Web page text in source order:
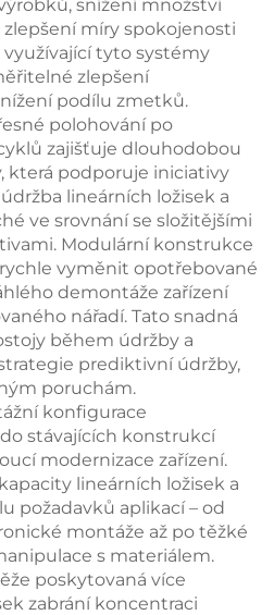
snížení množství
míry spokojenosti
tyto systémy
zlepšení
podílu zmetků.
polohování po
zajišťuje dlouhodobou
která podporuje iniciativy
lineárních ložisek a
ve srovnání se složitějšími
Modulární konstrukce
vyměnit opotřebované
demontáže zařízení
nářadí. Tato snadná
během údržby a
prediktivní údržby,
poruchám.
konfigurace
stávajících konstrukcí
modernizace zařízení.
lineárních ložisek a
požadavků aplikací – od
montáže až po těžké
s materiálem.
poskytovaná více
zabrání koncentraci